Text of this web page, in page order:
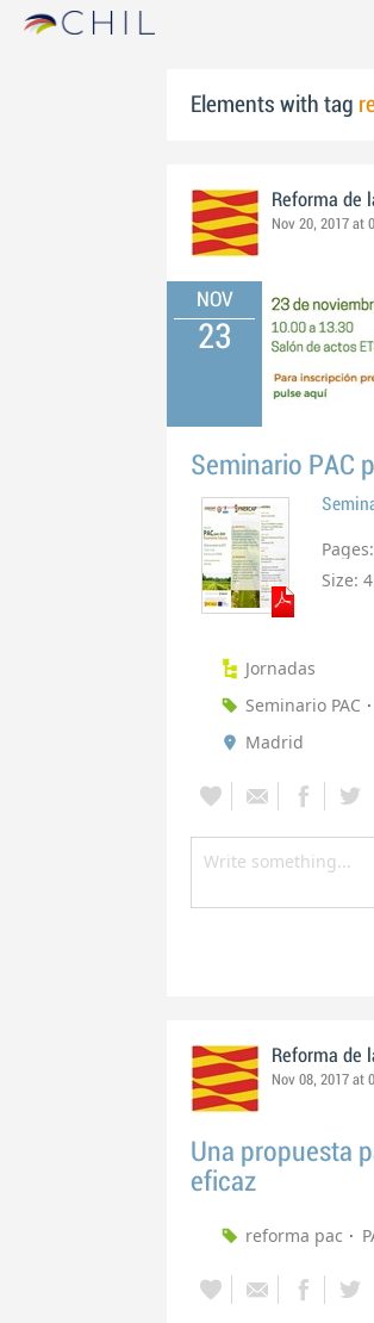
Elements with tag
Reforma de
Nov 20, 2017 at
NOV
23
Seminario PAC
Pages:
Size:
Jornadas
Seminario PAC
Madrid
Reforma de
Nov 08, 2017 at
Una propuesta
eficaz
reforma pac